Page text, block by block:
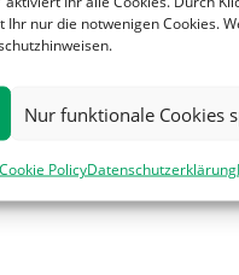
Ihr nur die notwenigen Cookies.
Nur funktionale Cookies
Cookie PolicyDatenschutzerklärung